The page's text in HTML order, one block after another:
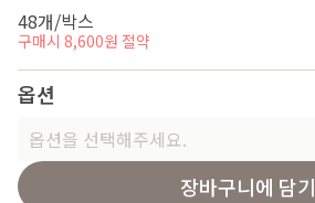
48개/박스
구매시 8,600원 절약
옵션
옵션을 선택해주세요.
장바구니에 담기